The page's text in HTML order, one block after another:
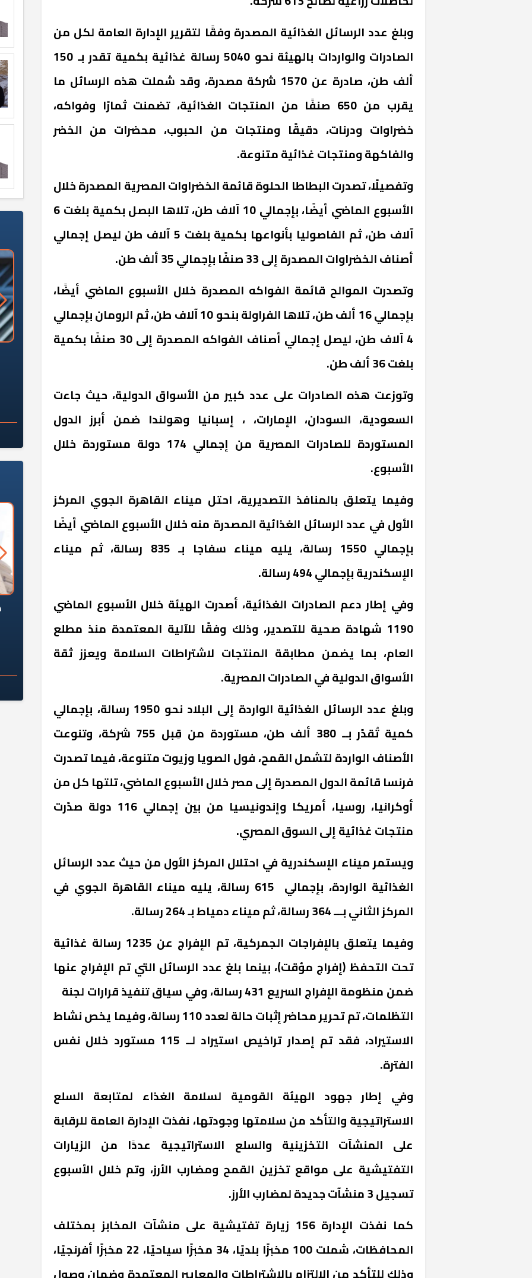
وبلغ عدد الرسائل الغذائية المصدرة وفقًا لتقرير الإدارة العامة لكل من
الصادرات والواردات بالهيئة نحو 5040 رسالة غذائية بكمية تقدر بـ 150
ألف طن، صادرة عن 1570 شركة مصدرة، وقد شملت هذه الرسائل ما
يقرب من 650 صنفًا من المنتجات الغذائية، تضمنت ثمارًا وفواكه،
خضراوات ودرنات، دقيقًا ومنتجات من الحبوب، محضرات من الخضر
والفاكهة ومنتجات غذائية متنوعة.
وتفصيلًا، تصدرت البطاطا الحلوة قائمة الخضراوات المصرية المصدرة خلال
الأسبوع الماضي أيضًا، بإجمالي 10 آلاف طن، تلاها البصل بكمية بلغت 6
آلاف طن، ثم الفاصوليا بأنواعها بكمية بلغت 5 آلاف طن ليصل إجمالي
أصناف الخضراوات المصدرة إلى 33 صنفًا بإجمالي 35 ألف طن.
وتصدرت الموالح قائمة الفواكه المصدرة خلال الأسبوع الماضي أيضًا،
بإجمالي 16 ألف طن، تلاها الفراولة بنحو 10 آلاف طن، ثم الرومان بإجمالي
4 آلاف طن، ليصل إجمالي أصناف الفواكه المصدرة إلى 30 صنفًا بكمية
بلغت 36 ألف طن.
وتوزعت هذه الصادرات على عدد كبير من الأسواق الدولية، حيث جاءت
السعودية، السودان، الإمارات، ، إسبانيا وهولندا ضمن أبرز الدول
المستوردة للصادرات المصرية من إجمالي 174 دولة مستوردة خلال
الأسبوع.
وفيما يتعلق بالمنافذ التصديرية، احتل ميناء القاهرة الجوي المركز
الأول في عدد الرسائل الغذائية المصدرة منه خلال الأسبوع الماضي أيضًا
بإجمالي 1550 رسالة، يليه ميناء سفاجا بـ 835 رسالة، ثم ميناء
الإسكندرية بإجمالي 494 رسالة.
وفي إطار دعم الصادرات الغذائية، أصدرت الهيئة خلال الأسبوع الماضي
1190 شهادة صحية للتصدير، وذلك وفقًا للآلية المعتمدة منذ مطلع
العام، بما يضمن مطابقة المنتجات لاشتراطات السلامة ويعزز ثقة
الأسواق الدولية في الصادرات المصرية.
وبلغ عدد الرسائل الغذائية الواردة إلى البلاد نحو 1950 رسالة، بإجمالي
كمية تُقدّر بــ 380 ألف طن، مستوردة من قِبل 755 شركة، وتنوعت
الأصناف الواردة لتشمل القمح، فول الصويا وزيوت متنوعة، فيما تصدرت
فرنسا قائمة الدول المصدرة إلى مصر خلال الأسبوع الماضي، تلتها كل من
أوكرانيا، روسيا، أمريكا وإندونيسيا من بين إجمالي 116 دولة صدّرت
منتجات غذائية إلى السوق المصري.
ويستمر ميناء الإسكندرية في احتلال المركز الأول من حيث عدد الرسائل
الغذائية الواردة، بإجمالي 615 رسالة، يليه ميناء القاهرة الجوي في
المركز الثاني بـــ 364 رسالة، ثم ميناء دمياط بـ 264 رسالة.
وفيما يتعلق بالإفراجات الجمركية، تم الإفراج عن 1235 رسالة غذائية
تحت التحفظ (إفراج مؤقت)، بينما بلغ عدد الرسائل التي تم الإفراج عنها
ضمن منظومة الإفراج السريع 431 رسالة، وفي سياق تنفيذ قرارات لجنة
التظلمات، تم تحرير محاضر إثبات حالة لعدد 110 رسالة، وفيما يخص نشاط
الاستيراد، فقد تم إصدار تراخيص استيراد لــ 115 مستورد خلال نفس
الفترة.
وفي إطار جهود الهيئة القومية لسلامة الغذاء لمتابعة السلع
الاستراتيجية والتأكد من سلامتها وجودتها، نفذت الإدارة العامة للرقابة
على المنشآت التخزينية والسلع الاستراتيجية عددًا من الزيارات
التفتيشية على مواقع تخزين القمح ومضارب الأرز، وتم خلال الأسبوع
تسجيل 3 منشآت جديدة لمضارب الأرز.
كما نفذت الإدارة 156 زيارة تفتيشية على منشآت المخابز بمختلف
المحافظات، شملت 100 مخبزًا بلديًا، 34 مخبزًا سياحيًا، 22 مخبزًا أفرنجيًا،
«المؤشر» يطرح السؤال الصعب: هل
كان اختيار خريج معهد العاشر من
رمضان وزيرًا للإسكان قرارًا صائبًا؟
لماذا تخالف الشركات العقارية
تعليمات الرئيس السيسي؟